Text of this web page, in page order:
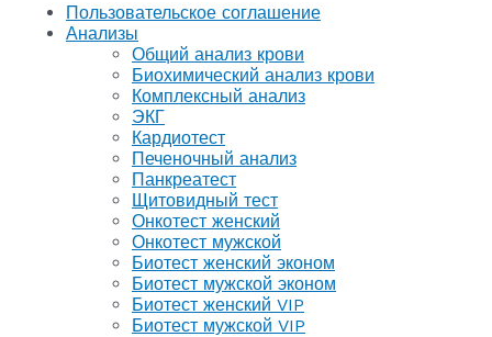
Пользовательское соглашение
Анализы
Общий анализ крови
Биохимический анализ крови
Комплексный анализ
ЭКГ
Кардиотест
Печеночный анализ
Панкреатест
Щитовидный тест
Онкотест женский
Онкотест мужской
Биотест женский эконом
Биотест мужской эконом
Биотест женский VIP
Биотест мужской VIP